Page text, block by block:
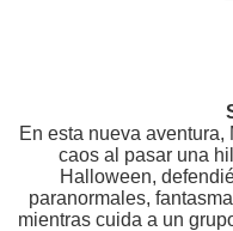
En esta nueva aventura,
caos al pasar una
Halloween,
paranormales,
mientras cuida a un